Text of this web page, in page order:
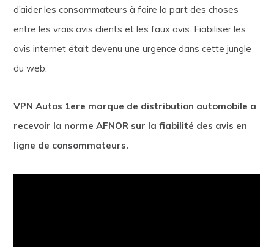
d’aider les consommateurs à faire la part des choses
entre les vrais avis clients et les faux avis. Fiabiliser les
avis internet était devenu une urgence dans cette jungle
du web.
VPN Autos 1ere marque de distribution automobile a
recevoir la norme AFNOR sur la fiabilité des avis en
ligne de consommateurs.